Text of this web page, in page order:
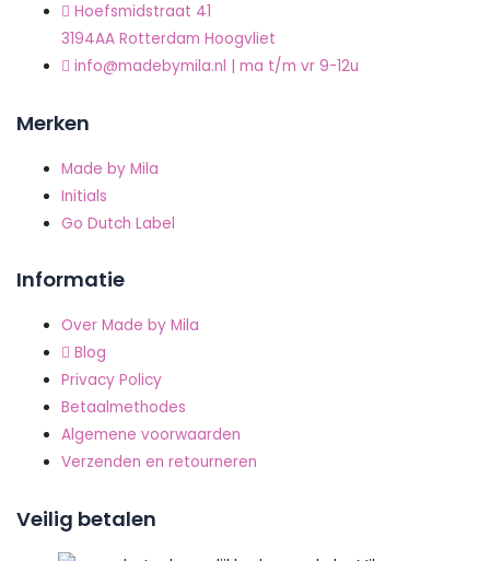
Hoefsmidstraat 41
3194AA Rotterdam Hoogvliet
info@madebymila.nl | ma t/m vr 9-12u
Merken
Made by Mila
Initials
Go Dutch Label
Informatie
Over Made by Mila
Blog
Privacy Policy
Betaalmethodes
Algemene voorwaarden
Verzenden en retourneren
Veilig betalen